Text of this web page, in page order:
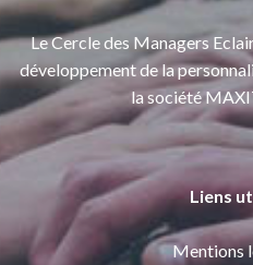
Le Cercle des Managers
développement de la
la société
Liens
Mentions